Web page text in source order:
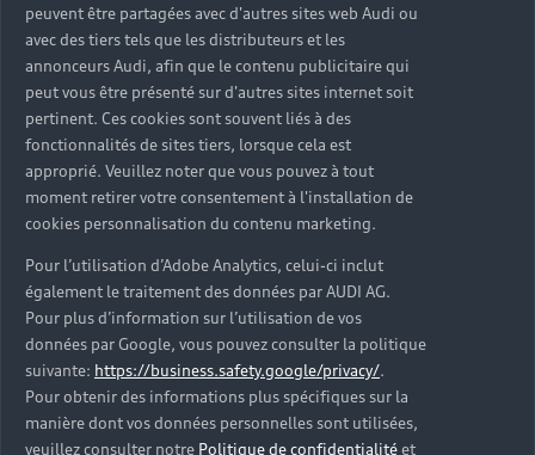
peuvent être partagées avec d'autres sites web Audi ou
avec des tiers tels que les distributeurs et les
annonceurs Audi, afin que le contenu publicitaire qui
peut vous être présenté sur d'autres sites internet soit
pertinent. Ces cookies sont souvent liés à des
fonctionnalités de sites tiers, lorsque cela est
approprié. Veuillez noter que vous pouvez à tout
moment retirer votre consentement à l'installation de
cookies personnalisation du contenu marketing.
Pour l’utilisation d’Adobe Analytics, celui-ci inclut
également le traitement des données par AUDI AG.
Pour plus d’information sur l’utilisation de vos
données par Google, vous pouvez consulter la politique
suivante: https://business.safety.google/privacy/.
Pour obtenir des informations plus spécifiques sur la
manière dont vos données personnelles sont utilisées,
veuillez consulter notre Politique de confidentialitéet